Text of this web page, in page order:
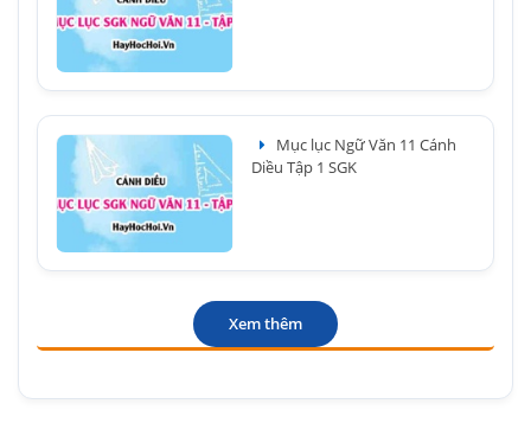
Mục lục Ngữ Văn 11 Cánh
Diều Tập 1 SGK
Xem thêm